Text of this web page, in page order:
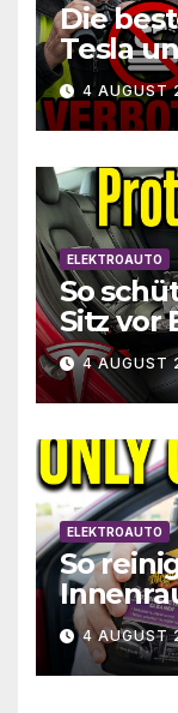
Die
Tesla
Wasser
4 AUGUST
ELEKTROAUTO
So
Sitz vor
4 AUGUST
ELEKTROAUTO
So
(Sitze,
4 AUGUST